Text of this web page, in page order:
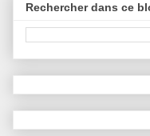
Rechercher dans ce